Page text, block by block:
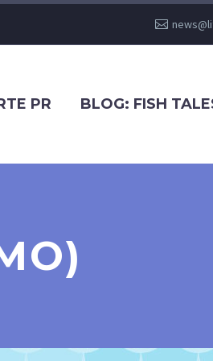
PR BLOG: FISH